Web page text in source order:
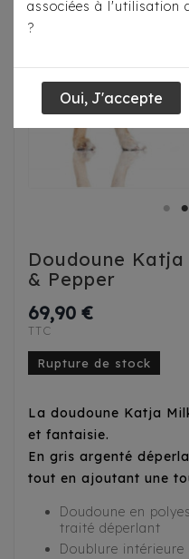
Doudoune Katja
& Pepper
69,90 €
TTC
Rupture de stock
La doudoune Katja
et fantaisie.
En gris argenté
tout en ajoutant une
Doudoune en
traité déperlant
Doublure
associées à l'utilisation
?